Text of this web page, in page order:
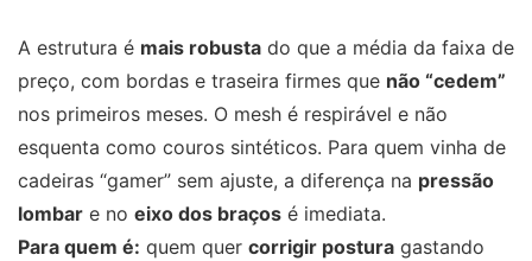
A estrutura é mais robusta do que a média da faixa de
preço, com bordas e traseira firmes que não “cedem”
nos primeiros meses. O mesh é respirável e não
esquenta como couros sintéticos. Para quem vinha de
cadeiras “gamer” sem ajuste, a diferença na pressão
lombar e no eixo dos braços é imediata.
Para quem é: quem quer corrigir postura gastando